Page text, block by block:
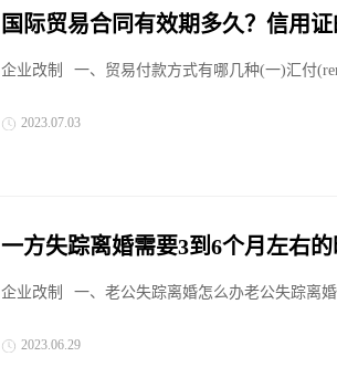
国际贸易合同有效期多久？信用证
企业改制 一、贸易付款方式有哪几种(一)汇付
2023.07.03
一方失踪离婚需要3到6个月左右
原则分？-天天快报
企业改制 一、老公失踪离婚怎么办老公失踪离
2023.06.29